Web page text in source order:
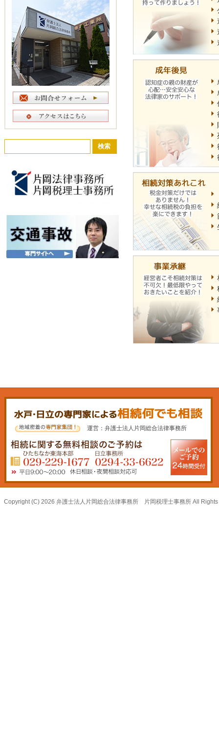
運営：弁護士法人片岡総合法律事務所
Copyright (C) 2026 弁護士法人片岡総合法律事務所 片岡税理士事務所 All